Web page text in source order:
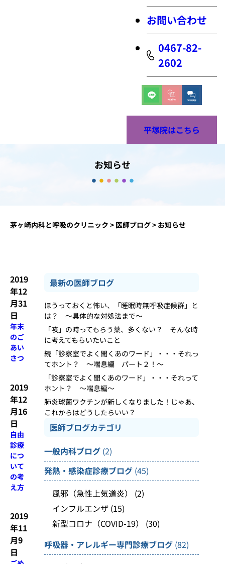
お問い合わせ
0467-82-
2602
平塚院はこちら
お知らせ
茅ヶ崎内科と呼吸のクリニック > 医師ブログ> お知らせ
2019
年12
月31
日
年末
のご
あい
さつ
2019
年12
月16
日
自由
診療
につ
いて
の考
え方
2019
年11
月9
日
最新の医師ブログ
ほうっておくと怖い、「睡眠時無呼吸症候群」と
は？ ～具体的な対処法まで～
「咳」の時ってもらう薬、多くない？ そんな時
に考えてもらいたいこと
続「診察室でよく聞くあのワード」・・・それっ
てホント？ ～喘息編 パート２！～
「診察室でよく聞くあのワード」・・・それって
ホント？ ～喘息編～
肺炎球菌ワクチンが新しくなりました！じゃあ、
これからはどうしたらいい？
医師ブログカテゴリ
一般内科ブログ (2)
発熱・感染症診療ブログ (45)
風邪（急性上気道炎）
(2)
インフルエンザ (15)
新型コロナ（COVID-19）
(30)
呼吸器・アレルギー専門診療ブログ (82)